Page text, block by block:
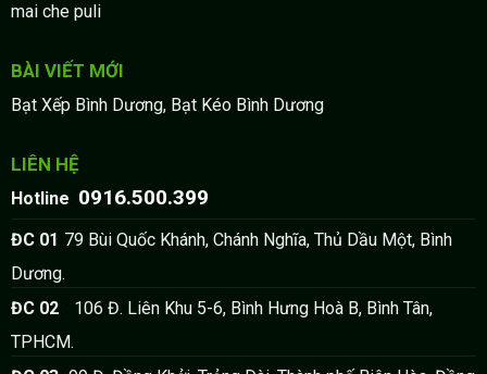
mai che puli
BÀI VIẾT MỚI
Bạt Xếp Bình Dương, Bạt Kéo Bình Dương
LIÊN HỆ
Hotline 0916.500.399
ĐC 01 79 Bùi Quốc Khánh, Chánh Nghĩa, Thủ Dầu Một, Bình
Dương.
ĐC 02:
106 Đ. Liên Khu 5-6, Bình Hưng Hoà B, Bình Tân,
TPHCM.